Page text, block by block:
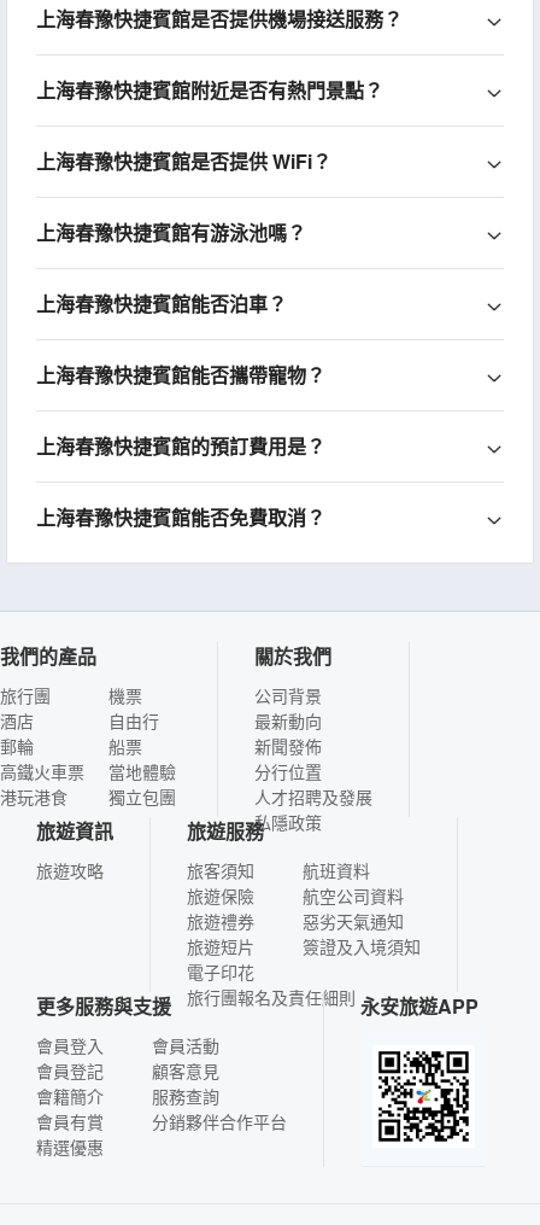
上海春豫快捷賓館是否提供機場接送服務？
上海春豫快捷賓館附近是否有熱門景點？
上海春豫快捷賓館是否提供 WiFi？
上海春豫快捷賓館有游泳池嗎？
上海春豫快捷賓館能否泊車？
上海春豫快捷賓館能否攜帶寵物？
上海春豫快捷賓館的預訂費用是？
上海春豫快捷賓館能否免費取消？
我們的產品
旅行團
酒店
郵輪
高鐵火車票
港玩港食
機票
自由行
船票
當地體驗
獨立包團
關於我們
公司背景
最新動向
新聞發佈
分行位置
人才招聘及發展
私隱政策
旅遊資訊
旅遊攻略
旅遊服務
旅客須知
旅遊保險
旅遊禮券
旅遊短片
電子印花
航班資料
航空公司資料
惡劣天氣通知
簽證及入境須知
旅行團報名及責任細則
更多服務與支援
會員登入
會員登記
會籍簡介
會員有賞
精選優惠
會員活動
顧客意見
服務查詢
分銷夥伴合作平台
永安旅遊APP